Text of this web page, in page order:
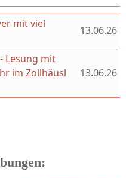
mit viel
13.06.26
Lesung mit
im Zollhäusl
13.06.26